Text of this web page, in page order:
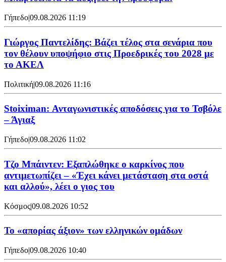
Γήπεδο|09.08.2026 11:19
Γιώργος Παντελίδης: Βάζει τέλος στα σενάρια που
τον θέλουν υποψήφιο στις Προεδρικές του 2028 με
το ΑΚΕΛ
Πολιτική|09.08.2026 11:16
Stoiximan: Ανταγωνιστικές αποδόσεις για το Τσβόλε
– Άγιαξ
Γήπεδο|09.08.2026 11:02
Τζο Μπάιντεν: Εξαπλώθηκε ο καρκίνος που
αντιμετωπίζει – «Έχει κάνει μετάσταση στα οστά
και αλλού», λέει ο γιος του
Κόσμος|09.08.2026 10:52
Το «απορίας άξιον» των ελληνικών ομάδων
Γήπεδο|09.08.2026 10:40